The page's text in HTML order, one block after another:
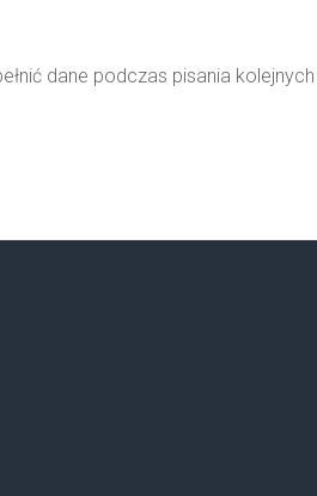
dane podczas pisania kolejnych